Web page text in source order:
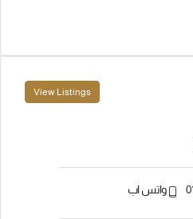
View Listings
واتس اب